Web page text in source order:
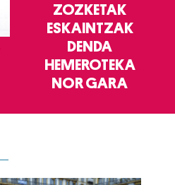
ZOZKETAK
ESKAINTZAK
DENDA
HEMEROTEKA
NOR GARA